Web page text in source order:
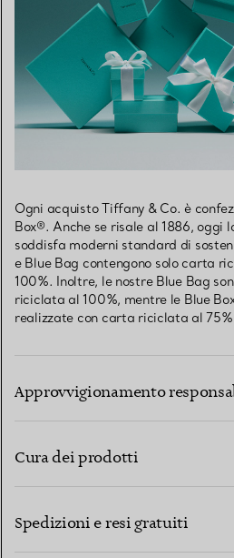
Ogni acquisto Tiffany & Co. è
Box®. Anche se risale al 1886, oggi
soddisfa moderni standard di
e Blue Bag contengono solo carta
100%. Inoltre, le nostre Blue Bag
riciclata al 100%, mentre le Blue
realizzate con carta riciclata al
Approvvigionamento
Cura dei prodotti
Spedizioni e resi gratuiti